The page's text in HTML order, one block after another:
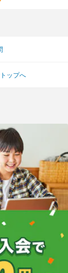
ップへ